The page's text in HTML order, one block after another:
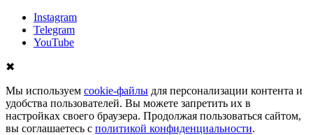
Instagram
Telegram
YouTube
✖
Мы используем cookie-файлы для персонализации контента и
удобства пользователей. Вы можете запретить их в
настройках своего браузера. Продолжая пользоваться сайтом,
вы соглашаетесь с политикой конфиденциальности.